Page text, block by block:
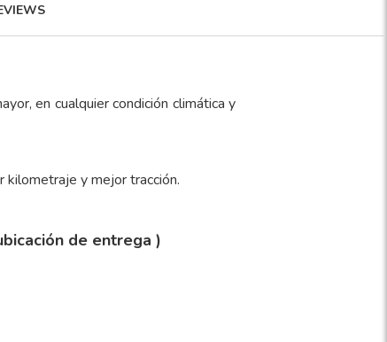
en cualquier condición climática y
kilometraje y mejor tracción.
de entrega )